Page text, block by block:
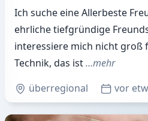
Ich suche eine Allerbeste
ehrliche tiefgründige
interessiere mich nicht groß
Technik, das ist…mehr
überregional
vor